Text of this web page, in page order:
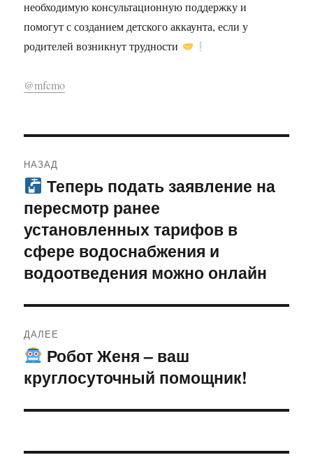
необходимую консультационную поддержку и
помогут с созданием детского аккаунта, если у
родителей возникнут трудности
@mfcmo
по
записям
НАЗАД
Предыдущая
запись:
Теперь подать заявление на
пересмотр ранее
установленных тарифов в
сфере водоснабжения и
водоотведения можно онлайн
ДАЛЕЕ
Следующая
запись:
Робот Женя – ваш
круглосуточный помощник!